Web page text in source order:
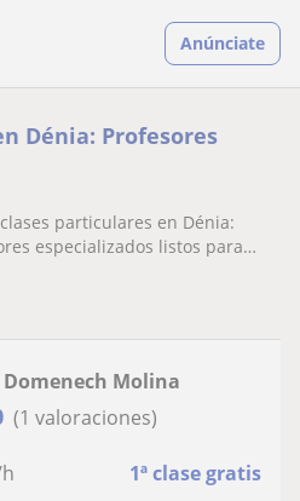
Anúnciate
Dénia: Profesores
particulares en Dénia:
especializados listos para
1ª clase gratis
Domenech Molina
(1 valoraciones)